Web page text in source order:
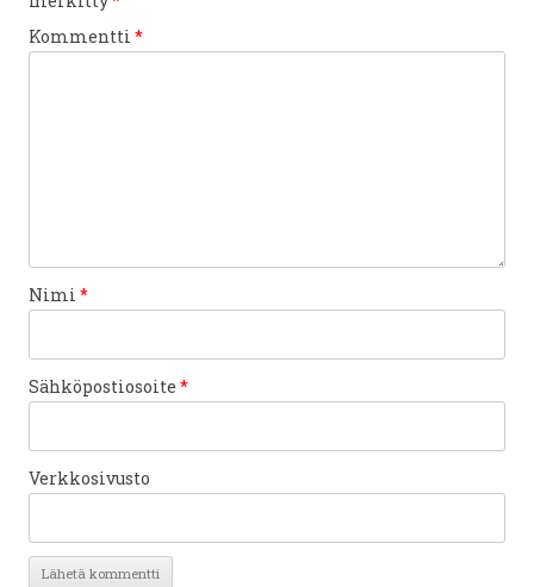
Kommentti *
Nimi *
Sähköpostiosoite *
Verkkosivusto